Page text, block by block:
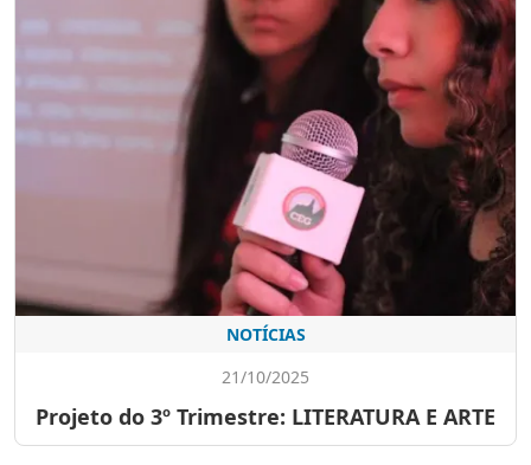
NOTÍCIAS
21/10/2025
Projeto do 3º Trimestre: LITERATURA E ARTE